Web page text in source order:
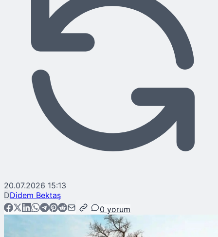
20.07.2026 15:13
DDidem Bektaş
0 yorum